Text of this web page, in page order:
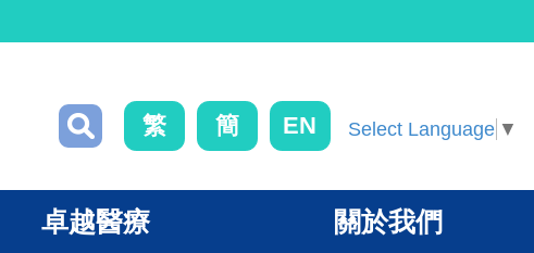
繁 簡 EN Select Language ▼
卓越醫療 關於我們